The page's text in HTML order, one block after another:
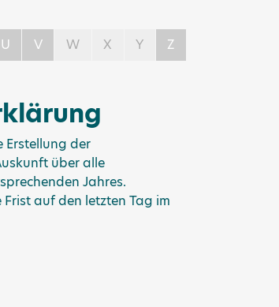
U V W X Y Z
der
über alle
Jahres.
auf den letzten Tag im